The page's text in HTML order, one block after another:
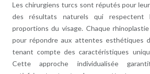
Les chirurgiens turcs sont réputés pour
des résultats naturels qui respectent
proportions du visage. Chaque
pour répondre aux attentes esthétiques
tenant compte des caractéristiques
Cette approche individualisée